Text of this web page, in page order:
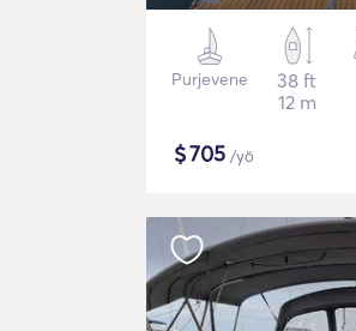
Purjevene
38 ft
12 m
$705 /yö